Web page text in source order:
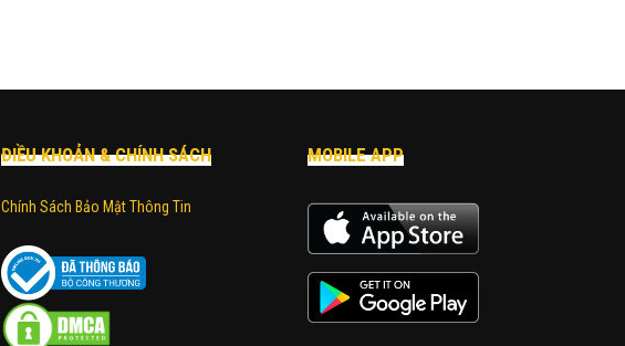
ĐIỀU KHOẢN & CHÍNH SÁCH
Chính Sách Bảo Mật Thông Tin
MOBILE APP